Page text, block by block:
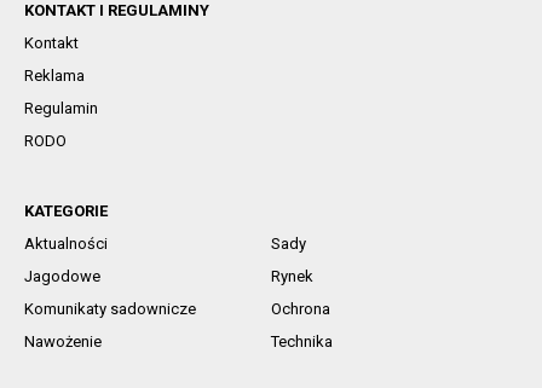
KONTAKT I REGULAMINY
Kontakt
Reklama
Regulamin
RODO
KATEGORIE
Aktualności
Sady
Jagodowe
Rynek
Komunikaty sadownicze
Ochrona
Nawożenie
Technika